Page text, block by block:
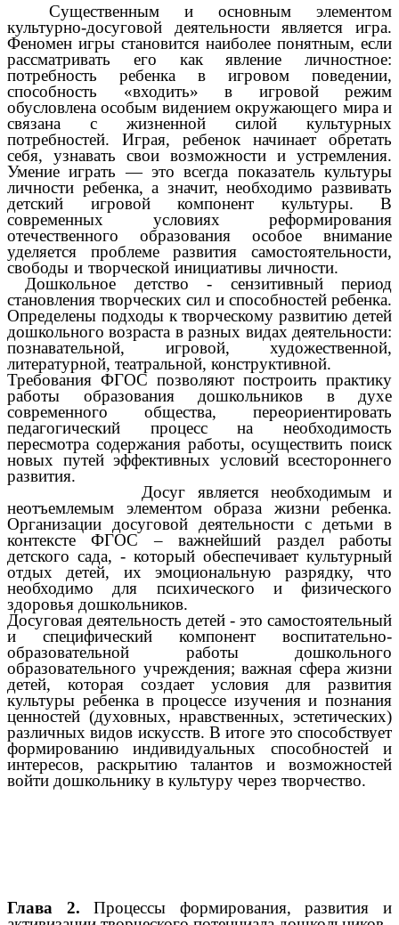
Существенным и основным элементом
культурно-досуговой деятельности является игра.
Феномен игры становится наиболее понятным, если
рассматривать его как явление личностное:
потребность ребенка в игровом поведении,
способность «входить» в игровой режим
обусловлена особым видением окружающего мира и
связана с жизненной силой культурных
потребностей. Играя, ребенок начинает обретать
себя, узнавать свои возможности и устремления.
Умение играть — это всегда показатель культуры
личности ребенка, а значит, необходимо развивать
детский игровой компонент культуры. В
современных условиях реформирования
отечественного образования особое внимание
уделяется проблеме развития самостоятельности,
свободы и творческой инициативы личности.
Дошкольное детство - сензитивный период
становления творческих сил и способностей ребенка.
Определены подходы к творческому развитию детей
дошкольного возраста в разных видах деятельности:
познавательной, игровой, художественной,
литературной, театральной, конструктивной.
Требования ФГОС позволяют построить практику
работы образования дошкольников в духе
современного общества, переориентировать
педагогический процесс на необходимость
пересмотра содержания работы, осуществить поиск
новых путей эффективных условий всестороннего
развития.
Досуг является необходимым и
неотъемлемым элементом образа жизни ребенка.
Организации досуговой деятельности с детьми в
контексте ФГОС – важнейший раздел работы
детского сада, - который обеспечивает культурный
отдых детей, их эмоциональную разрядку, что
необходимо для психического и физического
здоровья дошкольников.
Досуговая деятельность детей - это самостоятельный
и специфический компонент воспитательно-
образовательной работы дошкольного
образовательного учреждения; важная сфера жизни
детей, которая создает условия для развития
культуры ребенка в процессе изучения и познания
ценностей (духовных, нравственных, эстетических)
различных видов искусств. В итоге это способствует
формированию индивидуальных способностей и
интересов, раскрытию талантов и возможностей
войти дошкольнику в культуру через творчество.
Глава 2.Процессы формирования, развития и